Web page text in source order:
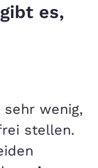
es,
wenig,
stellen.